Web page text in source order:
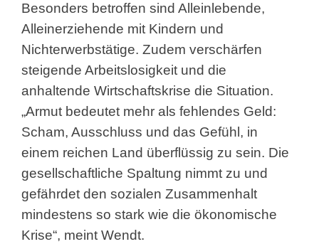
Besonders betroffen sind Alleinlebende,
Alleinerziehende mit Kindern und
Nichterwerbstätige. Zudem verschärfen
steigende Arbeitslosigkeit und die
anhaltende Wirtschaftskrise die Situation.
„Armut bedeutet mehr als fehlendes Geld:
Scham, Ausschluss und das Gefühl, in
einem reichen Land überflüssig zu sein. Die
gesellschaftliche Spaltung nimmt zu und
gefährdet den sozialen Zusammenhalt
mindestens so stark wie die ökonomische
Krise“, meint Wendt.